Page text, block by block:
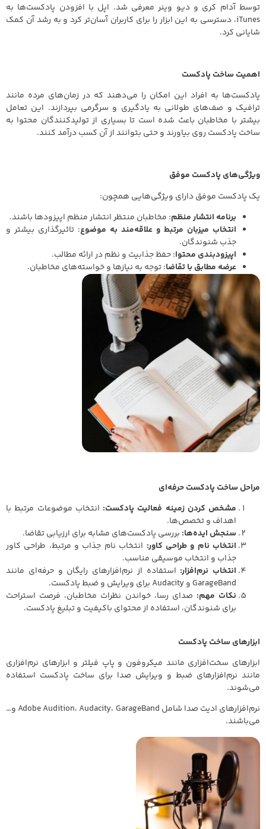
توسط آدام کری و دیو وینر معرفی شد. اپل با افزودن پادکست‌ها به
iTunes، دسترسی به این ابزار را برای کاربران آسان‌تر کرد و به رشد آن کمک
شایانی کرد.
اهمیت ساخت پادکست
پادکست‌ها به افراد این امکان را می‌دهند که در زمان‌های مرده مانند
ترافیک و صف‌های طولانی به یادگیری و سرگرمی بپردازند. این تعامل
بیشتر با مخاطبان باعث شده است تا بسیاری از تولیدکنندگان محتوا به
ساخت پادکست روی بیاورند و حتی بتوانند از آن کسب درآمد کنند.
ویژگی‌های پادکست موفق
یک پادکست موفق دارای ویژگی‌هایی همچون:
برنامه انتشار منظم: مخاطبان منتظر انتشار منظم اپیزودها باشند.
انتخاب میزبان مرتبط و علاقه‌مند به موضوع: تاثیرگذاری بیشتر و
جذب شنوندگان.
اپیزودبندی محتوا: حفظ جذابیت و نظم در ارائه مطالب.
عرضه مطابق با تقاضا: توجه به نیازها و خواسته‌های مخاطبان.
مراحل ساخت پادکست حرفه‌ای
مشخص کردن زمینه فعالیت پادکست: انتخاب موضوعات مرتبط با
اهداف و تخصص‌ها.
سنجش ایده‌ها: بررسی پادکست‌های مشابه برای ارزیابی تقاضا.
انتخاب نام و طراحی کاور: انتخاب نام جذاب و مرتبط، طراحی کاور
جذاب و انتخاب موسیقی مناسب.
انتخاب نرم‌افزار: استفاده از نرم‌افزارهای رایگان و حرفه‌ای مانند
GarageBand و Audacity برای ویرایش و ضبط پادکست.
نکات مهم: صدای رسا، خواندن نظرات مخاطبان، فرصت استراحت
برای شنوندگان، استفاده از محتوای باکیفیت و تبلیغ پادکست.
ابزارهای ساخت پادکست
ابزارهای سخت‌افزاری مانند میکروفون و پاپ فیلتر و ابزارهای نرم‌افزاری
مانند نرم‌افزارهای ضبط و ویرایش صدا برای ساخت پادکست استفاده
می‌شوند.
نرم‌افزارهای ادیت صدا شامل Adobe Audition، Audacity، GarageBand و…
می‌باشند.